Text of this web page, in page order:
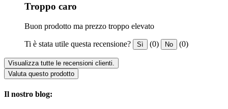
Troppo caro
Buon prodotto ma prezzo troppo elevato
Ti è stata utile questa recensione? Sì (0) No (0)
Visualizza tutte le recensioni clienti.
Valuta questo prodotto
Il nostro blog: